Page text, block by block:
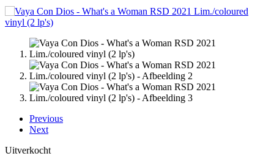
Previous
Next
Uitverkocht